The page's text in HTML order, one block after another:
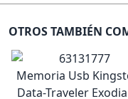
OTROS TAMBIÉN
Memoria Usb
Data-Traveler